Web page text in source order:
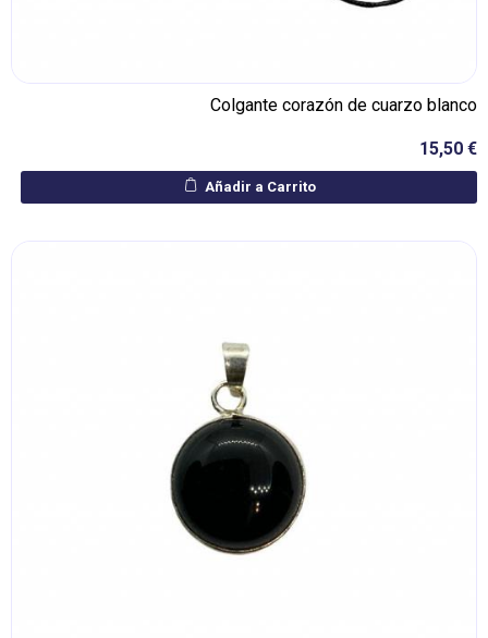
Colgante corazón de cuarzo blanco
15,50 €
Añadir a Carrito